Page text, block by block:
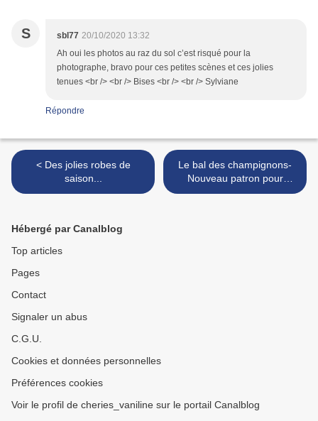
S sbl77 20/10/2020 13:32
Ah oui les photos au raz du sol c’est risqué pour la
photographe, bravo pour ces petites scènes et ces jolies
tenues <br /> <br /> Bises <br /> <br /> Sylviane
Répondre
< Des jolies robes de
saison...
Le bal des champignons-
Nouveau patron pour
poupées 25-28cm >
Hébergé par Canalblog
Top articles
Pages
Contact
Signaler un abus
C.G.U.
Cookies et données personnelles
Préférences cookies
Voir le profil de cheries_vaniline sur le portail Canalblog